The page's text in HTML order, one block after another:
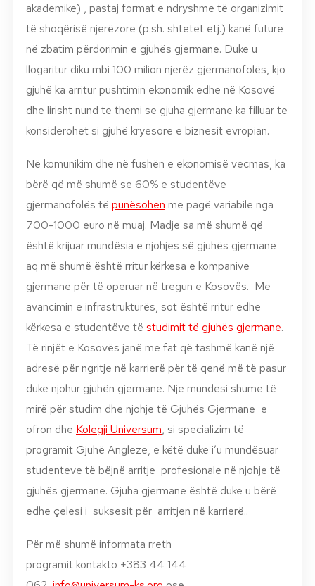
akademike) , pastaj format e ndryshme të organizimit
të shoqërisë njerëzore (p.sh. shtetet etj.) kanë future
në zbatim përdorimin e gjuhës gjermane. Duke u
llogaritur diku mbi 100 milion njerëz gjermanofolës, kjo
gjuhë ka arritur pushtimin ekonomik edhe në Kosovë
dhe lirisht nund te themi se gjuha gjermane ka filluar te
konsiderohet si gjuhë kryesore e biznesit evropian.
Në komunikim dhe në fushën e ekonomisë vecmas, ka
bërë që më shumë se 60% e studentëve
gjermanofolës të punësohen me pagë variabile nga
700-1000 euro në muaj. Madje sa më shumë që
është krijuar mundësia e njohjes së gjuhës gjermane
aq më shumë është rritur kërkesa e kompanive
gjermane për të operuar në tregun e Kosovës. Me
avancimin e infrastrukturës, sot është rritur edhe
kërkesa e studentëve të studimit të gjuhës gjermane.
Të rinjët e Kosovës janë me fat që tashmë kanë një
adresë për ngritje në karrierë për të qenë më të pasur
duke njohur gjuhën gjermane. Nje mundesi shume të
mirë për studim dhe njohje të Gjuhës Gjermane e
ofron dhe Kolegji Universum, si specializim të
programit Gjuhë Angleze, e këtë duke i’u mundësuar
studenteve të bëjnë arritje profesionale në njohje të
gjuhës gjermane. Gjuha gjermane është duke u bërë
edhe çelesi i suksesit për arritjen në karrierë..
Për më shumë informata rreth
programit kontakto +383 44 144